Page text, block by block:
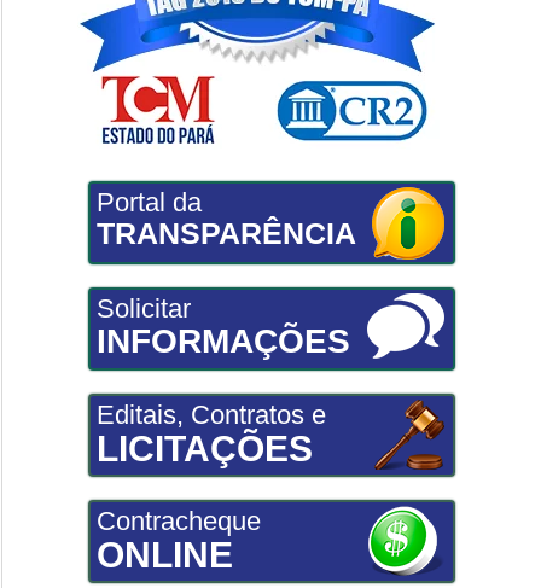
Portal da
TRANSPARÊNCIA
Solicitar
INFORMAÇÕES
Editais, Contratos e
LICITAÇÕES
Contracheque
ONLINE